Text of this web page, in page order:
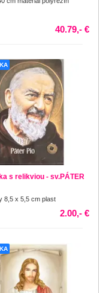
40.79,- €
s relikviou - sv.PÁTER
8,5 x 5,5 cm plast
2.00,- €